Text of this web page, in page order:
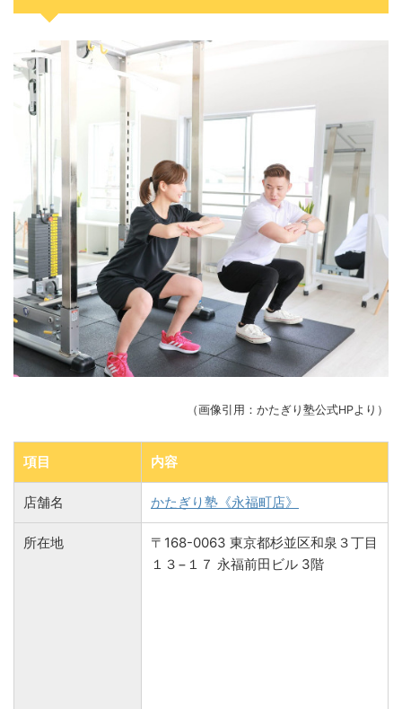
（画像引用：かたぎり塾公式HPより）
項目 内容
店舗名 かたぎり塾《永福町店》
所在地
〒168-0063 東京都杉並区和泉３丁目
１３−１７ 永福前田ビル 3階